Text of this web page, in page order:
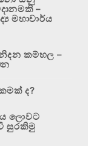
–
මහාචාර්ය
කම්හල –
ද?
ලොවට
සුරකිමු